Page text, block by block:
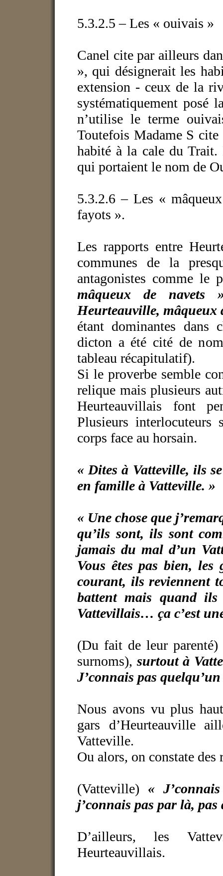
5.3.2.5 – Les « ouivais »
Canel cite par ailleurs
», qui désignerait les
extension - ceux de la
systématiquement posé
n’utilise le terme
Toutefois Madame S
habité à la cale du
qui portaient le nom de
5.3.2.6 – Les «
fayots ».
Les rapports entre
communes de la
antagonistes comme le
mâqueux de navets
Heurteauville, mâqueux
étant dominantes dans
dicton a été cité de
tableau récapitulatif).
Si le proverbe semble
relique mais plusieurs
Heurteauvillais font
Plusieurs
corps face au horsain.
« Dites à Vatteville, ils
en famille à Vatteville. »
« Une chose que
qu’ils sont, ils sont
jamais du mal d’un
Vous êtes pas bien,
courant, ils reviennent
battent mais quand
Vattevillais… ça c’est
(Du fait de leur parenté)
surnoms), surtout à
J’connais pas
Nous avons vu plus
gars d’Heurteauville
Vatteville.
Ou alors, on constate des
(Vatteville) «
j’connais pas par là,
D’ailleurs, les
Heurteauvillais.